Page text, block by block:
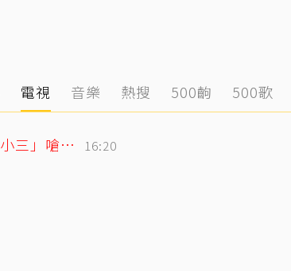
電視 音樂 熱搜 500齣 500歌
姜厚任護愛12點聲明重砲反擊！駁小24歲女友「當小三」嗆：講三小？ 16:20